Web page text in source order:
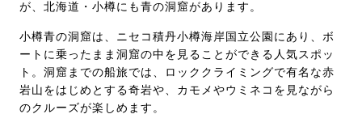
が、北海道・小樽にも青の洞窟があります。
小樽青の洞窟は、ニセコ積丹小樽海岸国立公園にあり、ボ
ートに乗ったまま洞窟の中を見ることができる人気スポッ
ト。洞窟までの船旅では、ロッククライミングで有名な赤
岩山をはじめとする奇岩や、カモメやウミネコを見ながら
のクルーズが楽しめます。